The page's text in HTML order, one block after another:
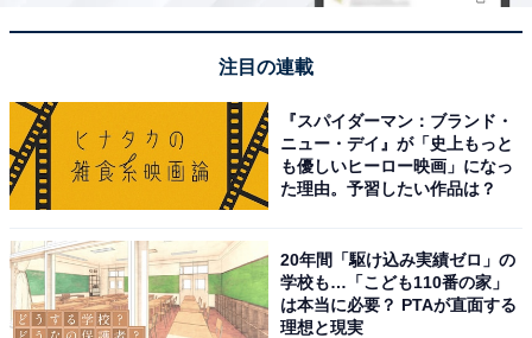
注目の連載
『スパイダーマン：ブランド・
ニュー・デイ』が「史上もっと
も優しいヒーロー映画」になっ
た理由。予習したい作品は？
20年間「駆け込み実績ゼロ」の
学校も…「こども110番の家」
は本当に必要？ PTAが直面する
理想と現実